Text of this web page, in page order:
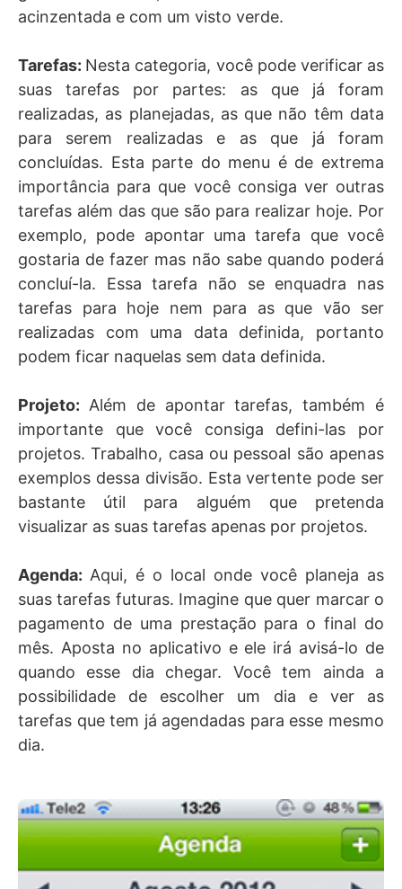
acinzentada e com um visto verde.
Tarefas: Nesta categoria, você pode verificar as
suas tarefas por partes: as que já foram
realizadas, as planejadas, as que não têm data
para serem realizadas e as que já foram
concluídas. Esta parte do menu é de extrema
importância para que você consiga ver outras
tarefas além das que são para realizar hoje. Por
exemplo, pode apontar uma tarefa que você
gostaria de fazer mas não sabe quando poderá
concluí-la. Essa tarefa não se enquadra nas
tarefas para hoje nem para as que vão ser
realizadas com uma data definida, portanto
podem ficar naquelas sem data definida.
Projeto: Além de apontar tarefas, também é
importante que você consiga defini-las por
projetos. Trabalho, casa ou pessoal são apenas
exemplos dessa divisão. Esta vertente pode ser
bastante útil para alguém que pretenda
visualizar as suas tarefas apenas por projetos.
Agenda: Aqui, é o local onde você planeja as
suas tarefas futuras. Imagine que quer marcar o
pagamento de uma prestação para o final do
mês. Aposta no aplicativo e ele irá avisá-lo de
quando esse dia chegar. Você tem ainda a
possibilidade de escolher um dia e ver as
tarefas que tem já agendadas para esse mesmo
dia.